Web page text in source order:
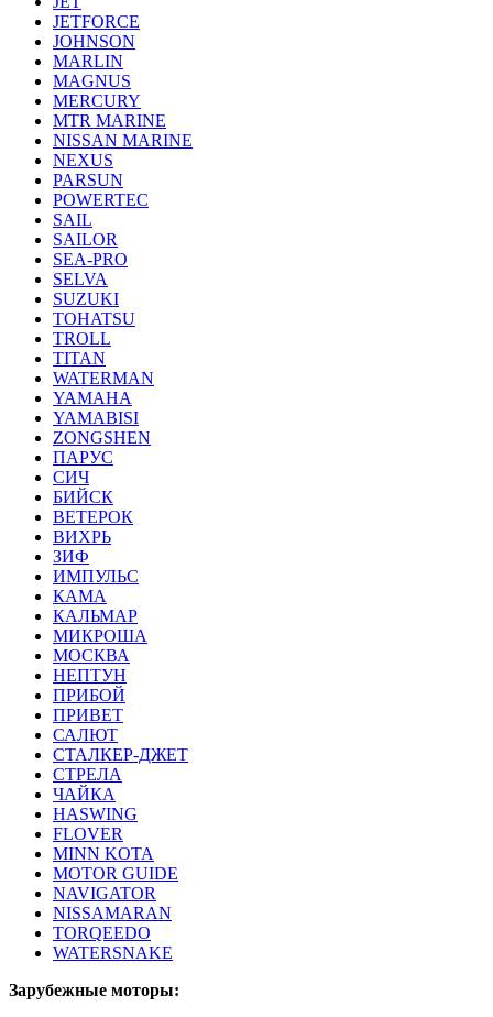
JETFORCE
JOHNSON
MARLIN
MAGNUS
MERCURY
MTR MARINE
NISSAN MARINE
NEXUS
PARSUN
POWERTEC
SAIL
SAILOR
SEA-PRO
SELVA
SUZUKI
TOHATSU
TROLL
TITAN
WATERMAN
YAMAHA
YAMABISI
ZONGSHEN
ПАРУС
СИЧ
БИЙСК
ВЕТЕРОК
ВИХРЬ
ЗИФ
ИМПУЛЬС
КАМА
КАЛЬМАР
МИКРОША
МОСКВА
НЕПТУН
ПРИБОЙ
ПРИВЕТ
САЛЮТ
СТАЛКЕР-ДЖЕТ
СТРЕЛА
ЧАЙКА
HASWING
FLOVER
MINN KOTA
MOTOR GUIDE
NAVIGATOR
NISSAMARAN
TORQEEDO
WATERSNAKE
Зарубежные моторы: